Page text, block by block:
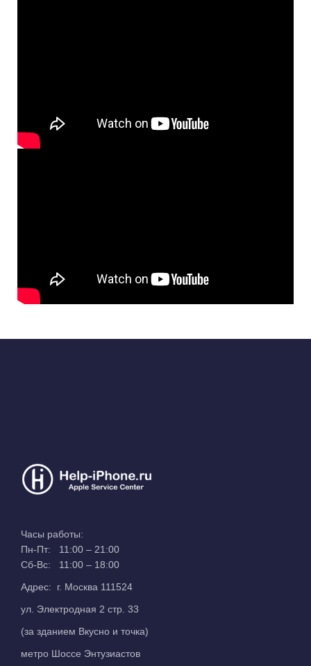
Часы работы:
Пн-Пт: 11:00 – 21:00
Сб-Вс: 11:00 – 18:00
Адрес: г. Москва 111524
ул. Электродная 2 стр. 33
(за зданием Вкусно и точка)
метро Шоссе Энтузиастов